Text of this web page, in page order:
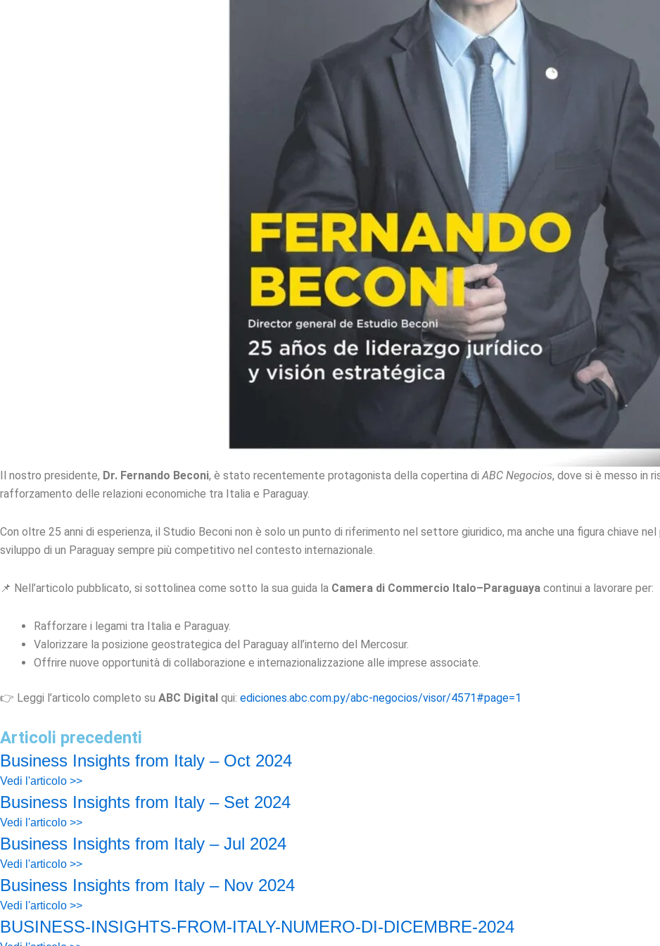
Il nostro presidente, Dr. Fernando Beconi, è stato recentemente protagonista della copertina diABC Negocios, dove si è messo in
rafforzamento delle relazioni economiche tra Italia e Paraguay.
Con oltre 25 anni di esperienza, il Studio Beconi non è solo un punto di riferimento nel settore giuridico, ma anche una figura chiave
sviluppo di un Paraguay sempre più competitivo nel contesto internazionale.
📌 Nell’articolo pubblicato, si sottolinea come sotto la sua guida la Camera di Commercio Italo–Paraguaya continui a lavorare per:
Rafforzare i legami tra Italia e Paraguay.
Valorizzare la posizione geostrategica del Paraguay all’interno del Mercosur.
Offrire nuove opportunità di collaborazione e internazionalizzazione alle imprese associate.
👉 Leggi l’articolo completo su ABC Digital qui: ediciones.abc.com.py/abc-negocios/visor/4571#page=1
Articoli precedenti
Business Insights from Italy – Oct 2024
Vedi l'articolo >>
Business Insights from Italy – Set 2024
Vedi l'articolo >>
Business Insights from Italy – Jul 2024
Vedi l'articolo >>
Business Insights from Italy – Nov 2024
Vedi l'articolo >>
BUSINESS-INSIGHTS-FROM-ITALY-NUMERO-DI-DICEMBRE-2024